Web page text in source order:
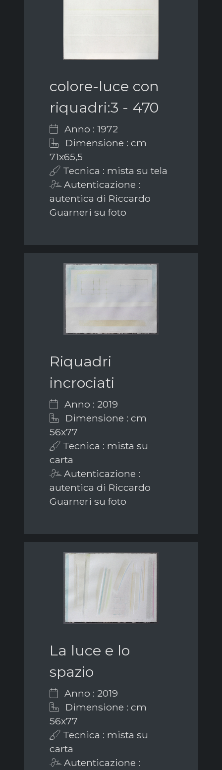
colore-luce con
riquadri:3 - 470
Anno : 1972
Dimensione : cm
71x65,5
Tecnica : mista su tela
Autenticazione :
autentica di Riccardo
Guarneri su foto
Riquadri
incrociati
Anno : 2019
Dimensione : cm
56x77
Tecnica : mista su
carta
Autenticazione :
autentica di Riccardo
Guarneri su foto
La luce e lo
spazio
Anno : 2019
Dimensione : cm
56x77
Tecnica : mista su
carta
Autenticazione :